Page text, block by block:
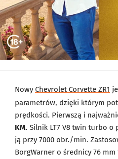
Nowy Chevrolet Corvette ZR1
parametrów, dzięki którym
prędkości. Pierwszą i
KM. Silnik LT7 V8 twin turbo
ją przy 7000 obr./min.
BorgWarner o średnicy 76